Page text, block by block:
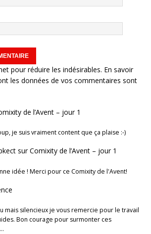
pour réduire les indésirables. En savoir
les données de vos commentaires sont
de l’Avent – jour 1
je suis vraiment content que ça plaise :-)
surComixity de l’Avent – jour 1
idée ! Merci pour ce Comixity de l'Avent!
mais silencieux je vous remercie pour le travail
Bon courage pour surmonter ces